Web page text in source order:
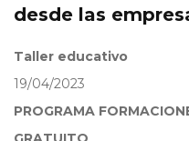
desde las
Taller educativo
19/04/2023
PROGRAMA